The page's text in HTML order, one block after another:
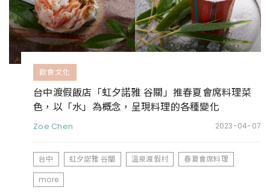
飲食文化
台中渡假飯店「虹夕諾雅 谷關」推春夏會席料理菜
色，以「水」為概念，呈現料理的各種變化
Zoe Chen 2023-04-07
台中 虹夕諾雅 谷關 溫泉渡假村
春夏會席料理
more